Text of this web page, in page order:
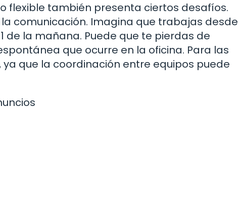
flexible también presenta ciertos desafíos.
comunicación. Imagina que trabajas desde
de la mañana. Puede que te pierdas de
que ocurre en la oficina. Para las
que la coordinación entre equipos puede